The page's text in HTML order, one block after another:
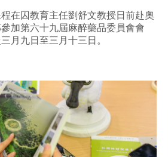
在囚教育主任劉舒文教授日前赴奧
加第六十九屆麻醉藥品委員會會
月九日至三月十三日。